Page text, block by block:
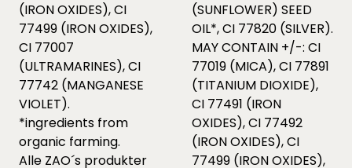
(IRON OXIDES), CI
77499 (IRON OXIDES),
CI 77007
(ULTRAMARINES), CI
77742 (MANGANESE
VIOLET).
*ingredients from
organic farming.
Alle ZAO´s produkter
(SUNFLOWER) SEED
OIL*, CI 77820 (SILVER).
MAY CONTAIN +/-: CI
77019 (MICA), CI 77891
(TITANIUM DIOXIDE),
CI 77491 (IRON
OXIDES), CI 77492
(IRON OXIDES), CI
77499 (IRON OXIDES),